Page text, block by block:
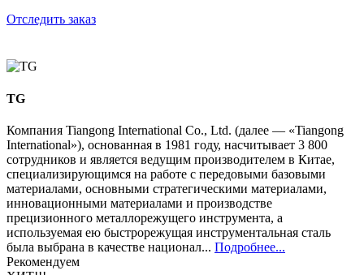
Отследить заказ
TG
Компания Tiangong International Co., Ltd. (далее — «Tiangong
International»), основанная в 1981 году, насчитывает 3 800
сотрудников и является ведущим производителем в Китае,
специализирующимся на работе с передовыми базовыми
материалами, основными стратегическими материалами,
инновационными материалами и производстве
прецизионного металлорежущего инструмента, а
используемая ею быстрорежущая инструментальная сталь
была выбрана в качестве национал... Подробнее...
Рекомендуем